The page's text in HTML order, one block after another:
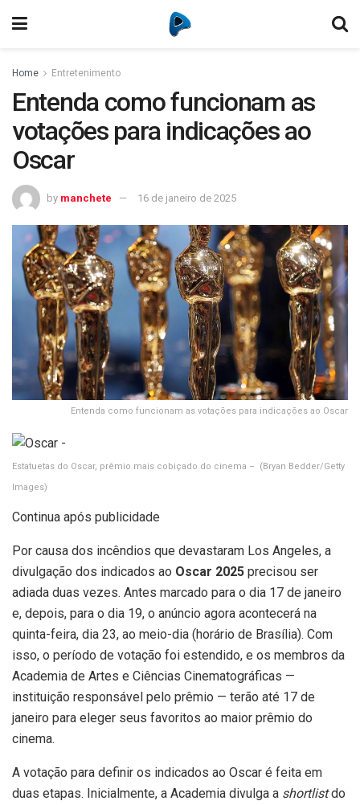
Home Entretenimento
Entenda como funcionam as
votações para indicações ao
Oscar
by manchete 16 de janeiro de 2025
Entenda como funcionam as votações para indicações ao Oscar
Estatuetas do Oscar, prêmio mais cobiçado do cinema – (Bryan Bedder/Getty
Images)
Continua após publicidade
Por causa dos incêndios que devastaram Los Angeles, a
divulgação dos indicados ao Oscar 2025 precisou ser
adiada duas vezes. Antes marcado para o dia 17 de janeiro
e, depois, para o dia 19, o anúncio agora acontecerá na
quinta-feira, dia 23, ao meio-dia (horário de Brasília). Com
isso, o período de votação foi estendido, e os membros da
Academia de Artes e Ciências Cinematográficas —
instituição responsável pelo prêmio — terão até 17 de
janeiro para eleger seus favoritos ao maior prêmio do
cinema.
A votação para definir os indicados ao Oscar é feita em
duas etapas. Inicialmente, a Academia divulga a shortlistdo